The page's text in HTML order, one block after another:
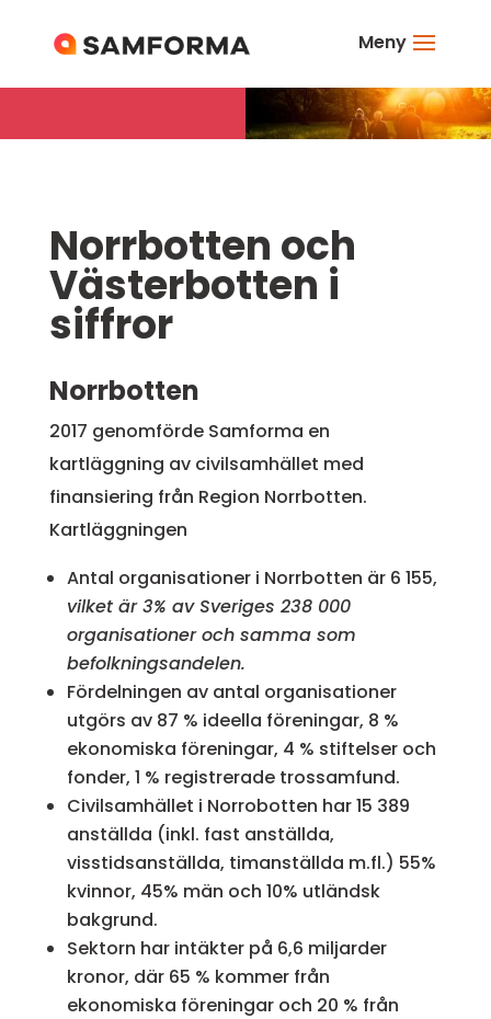
Meny
Norrbotten och
Västerbotten i
siffror
Norrbotten
2017 genomförde Samforma en
kartläggning av civilsamhället med
finansiering från Region Norrbotten.
Kartläggningen
Antal organisationer i Norrbotten är 6 155,
vilket är 3% av Sveriges 238 000
organisationer och samma som
befolkningsandelen.
Fördelningen av antal organisationer
utgörs av 87 % ideella föreningar, 8 %
ekonomiska föreningar, 4 % stiftelser och
fonder, 1 % registrerade trossamfund.
Civilsamhället i Norrobotten har 15 389
anställda (inkl. fast anställda,
visstidsanställda, timanställda m.fl.) 55%
kvinnor, 45% män och 10% utländsk
bakgrund.
Sektorn har intäkter på 6,6 miljarder
kronor, där 65 % kommer från
ekonomiska föreningar och 20 % från